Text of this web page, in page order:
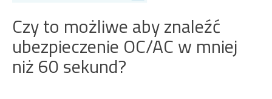
Czy to możliwe aby znaleźć
ubezpieczenie OC/AC w mniej
niż 60 sekund?